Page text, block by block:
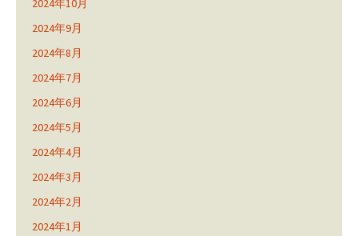
2024年10月
2024年9月
2024年8月
2024年7月
2024年6月
2024年5月
2024年4月
2024年3月
2024年2月
2024年1月